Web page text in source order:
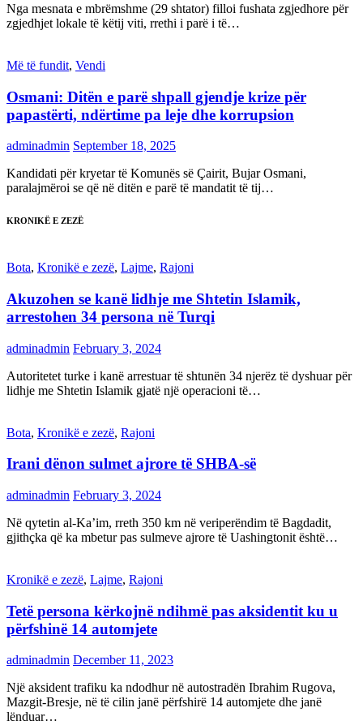
Nga mesnata e mbrëmshme (29 shtator) filloi fushata zgjedhore për
zgjedhjet lokale të këtij viti, rrethi i parë i të…
Më të fundit, Vendi
Osmani: Ditën e parë shpall gjendje krize për
papastërti, ndërtime pa leje dhe korrupsion
adminadmin September 18, 2025
Kandidati për kryetar të Komunës së Çairit, Bujar Osmani,
paralajmëroi se që në ditën e parë të mandatit të tij…
KRONIKË E ZEZË
Bota, Kronikë e zezë, Lajme, Rajoni
Akuzohen se kanë lidhje me Shtetin Islamik,
arrestohen 34 persona në Turqi
adminadmin February 3, 2024
Autoritetet turke i kanë arrestuar të shtunën 34 njerëz të dyshuar për
lidhje me Shtetin Islamik gjatë një operacioni të…
Bota, Kronikë e zezë, Rajoni
Irani dënon sulmet ajrore të SHBA-së
adminadmin February 3, 2024
Në qytetin al-Ka’im, rreth 350 km në veriperëndim të Bagdadit,
gjithçka që ka mbetur pas sulmeve ajrore të Uashingtonit është…
Kronikë e zezë, Lajme, Rajoni
Tetë persona kërkojnë ndihmë pas aksidentit ku u
përfshinë 14 automjete
adminadmin December 11, 2023
Një aksident trafiku ka ndodhur në autostradën Ibrahim Rugova,
Mazgit-Bresje, në të cilin janë përfshirë 14 automjete dhe janë
lënduar…